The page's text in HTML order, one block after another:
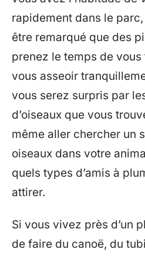
rapidement dans le
être remarqué que des
prenez le temps de
vous asseoir
vous serez surpris par
d’oiseaux que vous
même aller chercher un
oiseaux dans votre
quels types d’amis à
attirer.
Si vous vivez près d’un
de faire du canoë, du